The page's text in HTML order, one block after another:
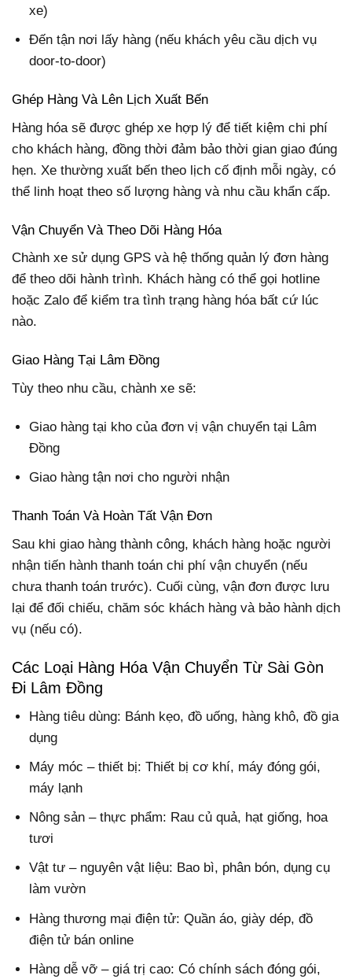
xe)
Đến tận nơi lấy hàng (nếu khách yêu cầu dịch vụ
door-to-door)
Ghép Hàng Và Lên Lịch Xuất Bến
Hàng hóa sẽ được ghép xe hợp lý để tiết kiệm chi phí
cho khách hàng, đồng thời đảm bảo thời gian giao đúng
hẹn. Xe thường xuất bến theo lịch cố định mỗi ngày, có
thể linh hoạt theo số lượng hàng và nhu cầu khẩn cấp.
Vận Chuyển Và Theo Dõi Hàng Hóa
Chành xe sử dụng GPS và hệ thống quản lý đơn hàng
để theo dõi hành trình. Khách hàng có thể gọi hotline
hoặc Zalo để kiểm tra tình trạng hàng hóa bất cứ lúc
nào.
Giao Hàng Tại Lâm Đồng
Tùy theo nhu cầu, chành xe sẽ:
Giao hàng tại kho của đơn vị vận chuyển tại Lâm
Đồng
Giao hàng tận nơi cho người nhận
Thanh Toán Và Hoàn Tất Vận Đơn
Sau khi giao hàng thành công, khách hàng hoặc người
nhận tiến hành thanh toán chi phí vận chuyển (nếu
chưa thanh toán trước). Cuối cùng, vận đơn được lưu
lại để đối chiếu, chăm sóc khách hàng và bảo hành dịch
vụ (nếu có).
Các Loại Hàng Hóa Vận Chuyển Từ Sài Gòn
Đi Lâm Đồng
Hàng tiêu dùng: Bánh kẹo, đồ uống, hàng khô, đồ gia
dụng
Máy móc – thiết bị: Thiết bị cơ khí, máy đóng gói,
máy lạnh
Nông sản – thực phẩm: Rau củ quả, hạt giống, hoa
tươi
Vật tư – nguyên vật liệu: Bao bì, phân bón, dụng cụ
làm vườn
Hàng thương mại điện tử: Quần áo, giày dép, đồ
điện tử bán online
Hàng dễ vỡ – giá trị cao: Có chính sách đóng gói,